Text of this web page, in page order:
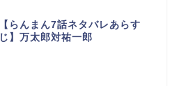
【らんまん7話ネタバレあらす
じ】万太郎対祐一郎